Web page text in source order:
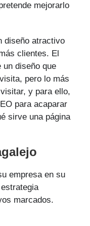
mejorarlo
diseño atractivo
clientes. El
diseño que
pero lo más
y para ello,
para acaparar
sirve una página
empresa en su
marcados.